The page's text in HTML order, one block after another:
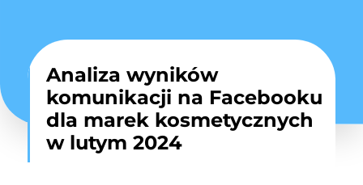
Analiza wyników
komunikacji na Facebooku
dla marek kosmetycznych
w lutym 2024